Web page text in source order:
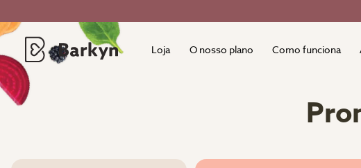
Loja O nosso plano Como funciona